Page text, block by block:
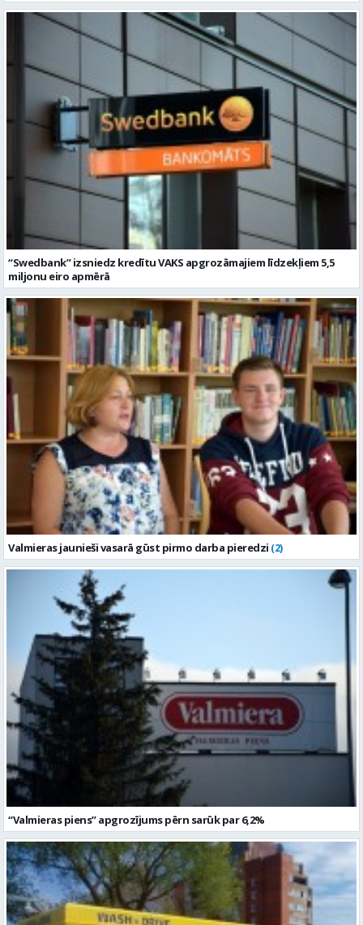
“Swedbank” izsniedz kredītu VAKS apgrozāmajiem līdzekļiem 5,5
miljonu eiro apmērā
Valmieras jaunieši vasarā gūst pirmo darba pieredzi (2)
“Valmieras piens” apgrozījums pērn sarūk par 6,2%